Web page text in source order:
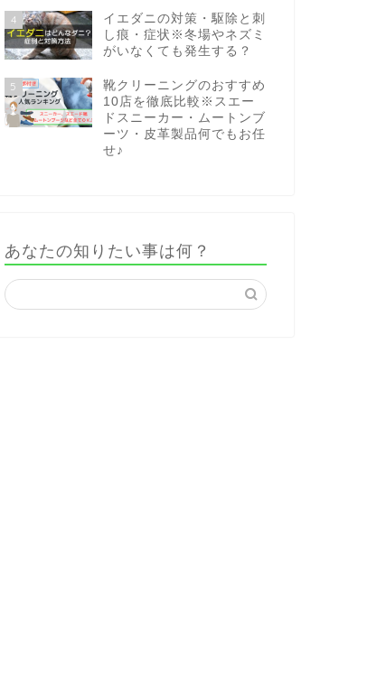
4
イエダニの対策・駆除と刺
し痕・症状※冬場やネズミ
がいなくても発生する？
5
靴クリーニングのおすすめ
10店を徹底比較※スエー
ドスニーカー・ムートンブ
ーツ・皮革製品何でもお任
せ♪
あなたの知りたい事は何？